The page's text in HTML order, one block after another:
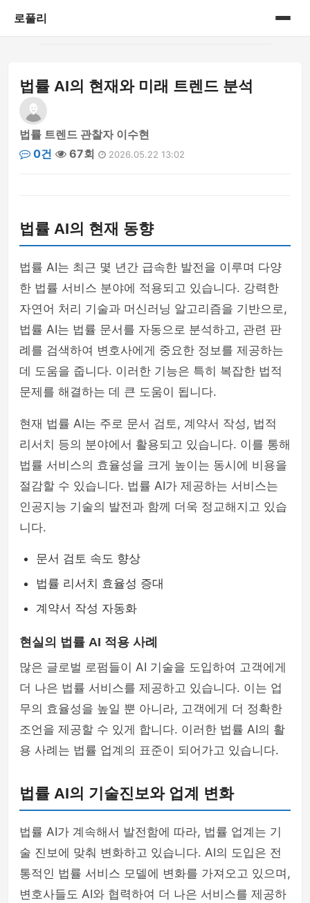
로풀리
게시판
법률 AI의 현재와 미래 트렌드 분석
법률 트렌드 관찰자 이수현
0건
67회 2026.05.22 13:02
법률 AI의 현재 동향
법률 AI는 최근 몇 년간 급속한 발전을 이루며 다양
한 법률 서비스 분야에 적용되고 있습니다. 강력한
자연어 처리 기술과 머신러닝 알고리즘을 기반으로,
법률 AI는 법률 문서를 자동으로 분석하고, 관련 판
례를 검색하여 변호사에게 중요한 정보를 제공하는
데 도움을 줍니다. 이러한 기능은 특히 복잡한 법적
문제를 해결하는 데 큰 도움이 됩니다.
현재 법률 AI는 주로 문서 검토, 계약서 작성, 법적
리서치 등의 분야에서 활용되고 있습니다. 이를 통해
법률 서비스의 효율성을 크게 높이는 동시에 비용을
절감할 수 있습니다. 법률 AI가 제공하는 서비스는
인공지능 기술의 발전과 함께 더욱 정교해지고 있습
니다.
문서 검토 속도 향상
법률 리서치 효율성 증대
계약서 작성 자동화
현실의 법률 AI 적용 사례
많은 글로벌 로펌들이 AI 기술을 도입하여 고객에게
더 나은 법률 서비스를 제공하고 있습니다. 이는 업
무의 효율성을 높일 뿐 아니라, 고객에게 더 정확한
조언을 제공할 수 있게 합니다. 이러한 법률 AI의 활
용 사례는 법률 업계의 표준이 되어가고 있습니다.
법률 AI의 기술진보와 업계 변화
법률 AI가 계속해서 발전함에 따라, 법률 업계는 기
술 진보에 맞춰 변화하고 있습니다. AI의 도입은 전
통적인 법률 서비스 모델에 변화를 가져오고 있으며,
변호사들도 AI와 협력하여 더 나은 서비스를 제공하